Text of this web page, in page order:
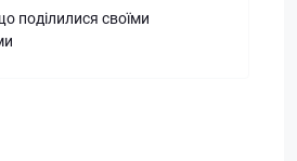
поділилися своїми